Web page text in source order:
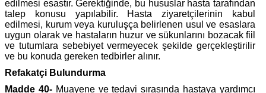
edilmesi esastır. Gerektiğinde, bu hususlar hasta tarafından
talep konusu yapılabilir. Hasta ziyaretçilerinin kabul
edilmesi, kurum veya kuruluşça belirlenen usul ve esaslara
uygun olarak ve hastaların huzur ve sükunlarını bozacak fiil
ve tutumlara sebebiyet vermeyecek şekilde gerçekleştirilir
ve bu konuda gereken tedbirler alınır.
Refakatçi Bulundurma
Madde 40-Muayene ve tedavi sırasında hastaya yardımcı